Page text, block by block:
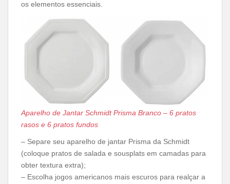
os elementos essenciais.
Aparelho de Jantar Schmidt Prisma Branco – 6 pratos
rasos e 6 pratos fundos
– Separe seu aparelho de jantar Prisma da Schmidt
(coloque pratos de salada e sousplats em camadas para
obter textura extra);
– Escolha jogos americanos mais escuros para realçar a